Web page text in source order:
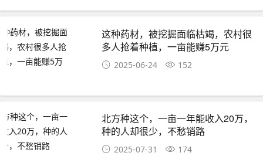
这种药材，被挖掘面临枯竭，农村很
多人抢着种植，一亩能赚5万元
2025-06-24 152
北方种这个，一亩一年能收入20万，
种的人却很少，不愁销路
2025-07-31 174